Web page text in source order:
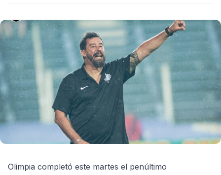
Olimpia completó este martes el penúltimo